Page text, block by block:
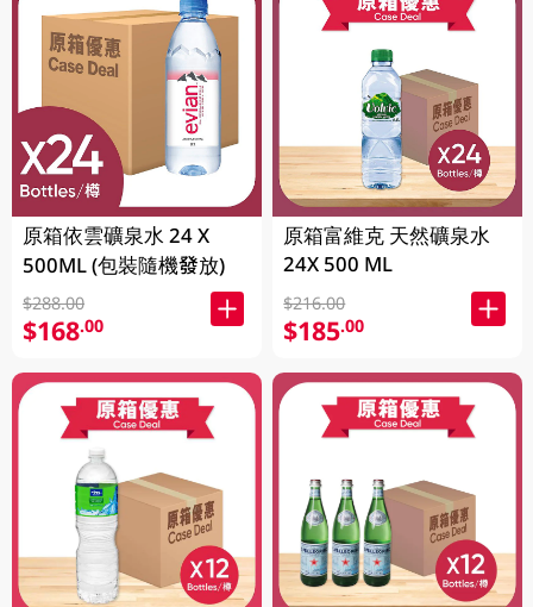
原箱依雲礦泉水 24 X
500ML (包裝隨機發放)
$288.00
$168.00
原箱富維克 天然礦泉水
24X 500 ML
$216.00
$185.00